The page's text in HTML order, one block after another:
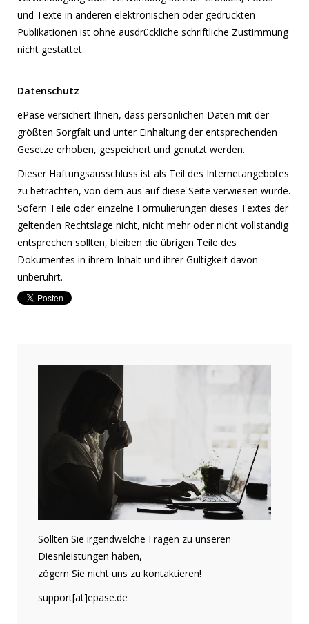
und Texte in anderen elektronischen oder gedruckten
Publikationen ist ohne ausdrückliche schriftliche Zustimmung
nicht gestattet.
Datenschutz
ePase versichert Ihnen, dass persönlichen Daten mit der
größten Sorgfalt und unter Einhaltung der entsprechenden
Gesetze erhoben, gespeichert und genutzt werden.
Dieser Haftungsausschluss ist als Teil des Internetangebotes
zu betrachten, von dem aus auf diese Seite verwiesen wurde.
Sofern Teile oder einzelne Formulierungen dieses Textes der
geltenden Rechtslage nicht, nicht mehr oder nicht vollständig
entsprechen sollten, bleiben die übrigen Teile des
Dokumentes in ihrem Inhalt und ihrer Gültigkeit davon
unberührt.
Sollten Sie irgendwelche Fragen zu unseren
Diesnleistungen haben,
zögern Sie nicht uns zu kontaktieren!
support[at]epase.de